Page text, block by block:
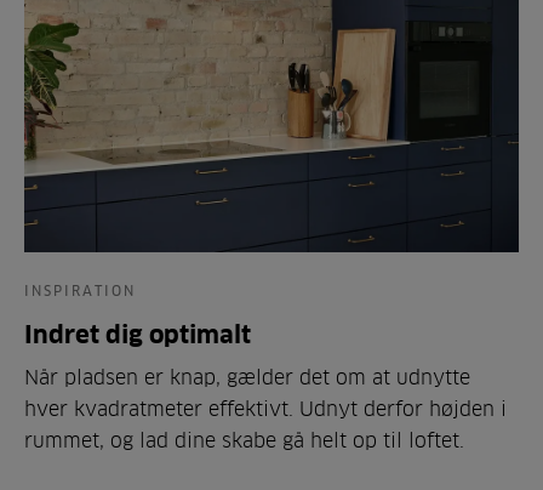
INSPIRATION
Indret dig optimalt
Når pladsen er knap, gælder det om at udnytte
hver kvadratmeter effektivt. Udnyt derfor højden i
rummet, og lad dine skabe gå helt op til loftet.